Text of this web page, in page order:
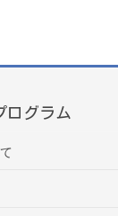
ログラム